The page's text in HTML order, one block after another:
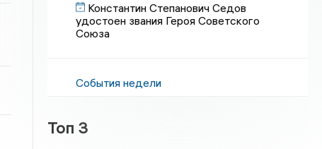
Константин Степанович Седов
удостоен звания Героя Советского
Союза
События недели
Топ 3